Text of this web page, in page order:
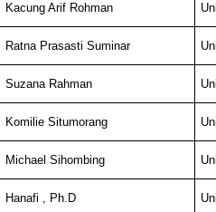
Kacung Arif Rohman
Ratna Prasasti Suminar
Suzana Rahman
Komilie Situmorang
Michael Sihombing
Hanafi , Ph.D